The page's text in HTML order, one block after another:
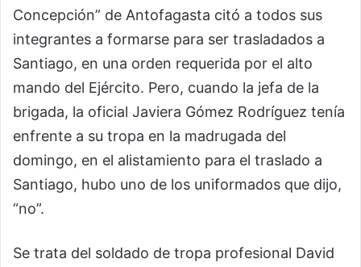
Concepción” de Antofagasta citó a todos sus
integrantes a formarse para ser trasladados a
Santiago, en una orden requerida por el alto
mando del Ejército. Pero, cuando la jefa de la
brigada, la oficial Javiera Gómez Rodríguez tenía
enfrente a su tropa en la madrugada del
domingo, en el alistamiento para el traslado a
Santiago, hubo uno de los uniformados que dijo,
“no”.
Se trata del soldado de tropa profesional David